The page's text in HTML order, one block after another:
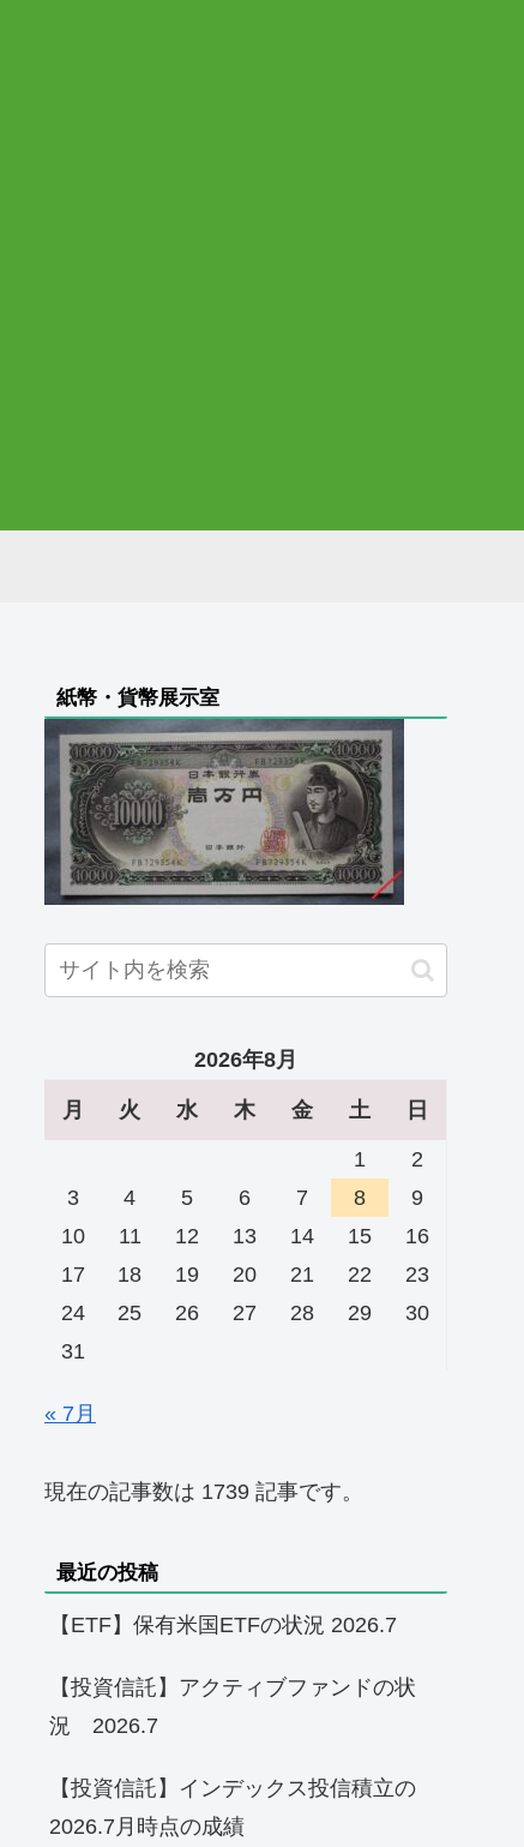
紙幣・貨幣展示室
2026年8月
月 火 水 木 金 土 日
1
2
3
4 5 6 7 8
9
10
11 12 13 14 15
16
17
18 19 20 21 22
23
24
25 26 27 28 29
30
31
« 7月
現在の記事数は 1739 記事です。
最近の投稿
【ETF】保有米国ETFの状況 2026.7
【投資信託】アクティブファンドの状
況 2026.7
【投資信託】インデックス投信積立の
2026.7月時点の成績